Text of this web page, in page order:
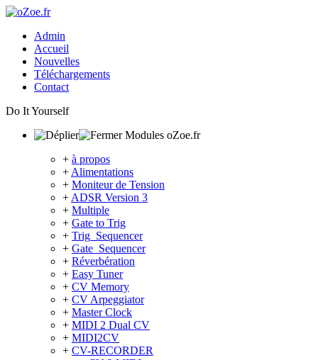
Admin
Accueil
Nouvelles
Téléchargements
Contact
Do It Yourself
Modules oZoe.fr
+ à propos
+ Alimentations
+ Moniteur de Tension
+ ADSR Version 3
+ Multiple
+ Gate to Trig
+ Trig_Sequencer
+ Gate_Sequencer
+ Réverbération
+ Easy Tuner
+ CV Memory
+ CV Arpeggiator
+ Master Clock
+ MIDI 2 Dual CV
+ MIDI2CV
+ CV-RECORDER